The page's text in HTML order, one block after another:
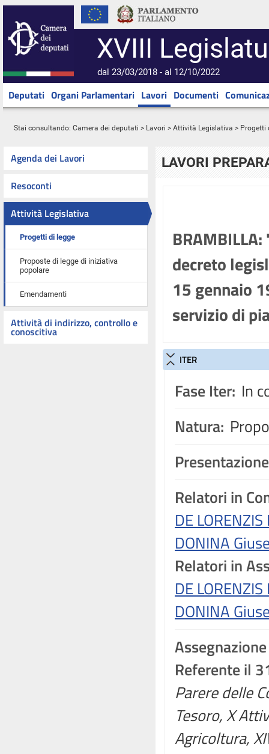
XVIII
dal 23/03/2018 - al 12/10/2022
Deputati Organi Parlamentari Lavori Documenti
Stai consultando: Camera dei deputati > Lavori > Attività Legislativa > Progetti
Agenda dei Lavori
Resoconti
Attività Legislativa
Progetti di legge
Proposte di legge di iniziativa
popolare
Emendamenti
Attività di indirizzo, controllo e
conoscitiva
LAVORI
decreto
15 gennaio
servizio di
ITER
Fase Iter: In
Natura:
Relatori in
DE
DONINA
Relatori in
DE
DONINA
Assegnazione
Referente il
Parere delle
Tesoro, X
Agricoltura,